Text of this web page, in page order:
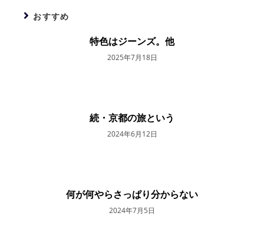
む
おすすめ
特色はジーンズ。他
2025年7月18日
続・京都の旅という
2024年6月12日
何が何やらさっぱり分からない
2024年7月5日